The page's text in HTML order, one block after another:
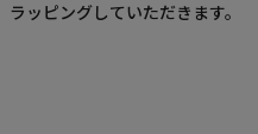
ッピングしていただきます。